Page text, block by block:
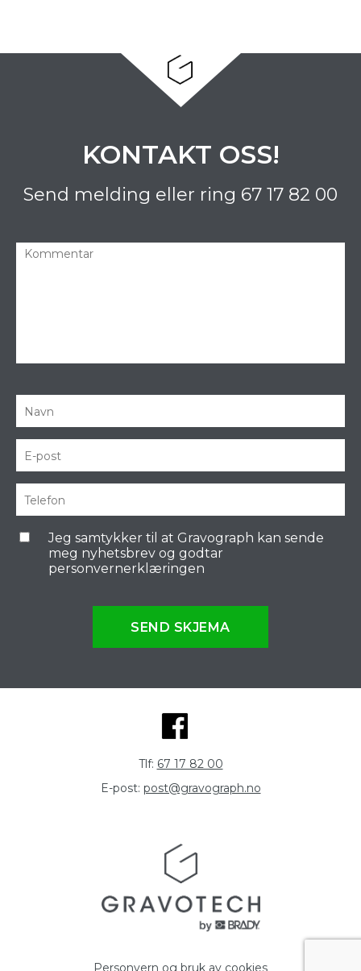
KONTAKT OSS!
Send melding eller ring 67 17 82 00
Jeg samtykker til at Gravograph kan sende
meg nyhetsbrev og godtar
personvernerklæringen
SEND SKJEMA
Tlf: 67 17 82 00
E-post: post@gravograph.no
Personvern og bruk av cookies